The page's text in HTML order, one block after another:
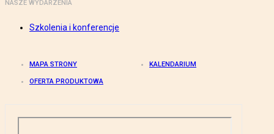
NASZE WYDARZENIA
Szkolenia i konferencje
MAPA STRONY KALENDARIUM
OFERTA PRODUKTOWA